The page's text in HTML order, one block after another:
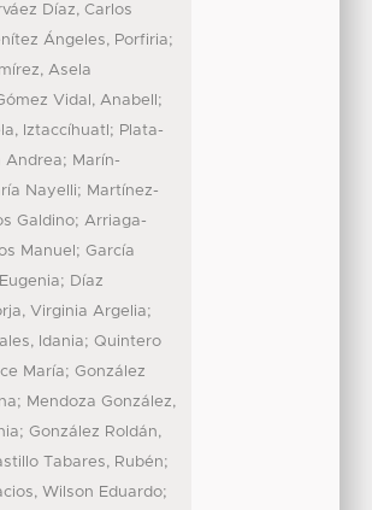
Díaz, Carlos
Ángeles, Porfiria;
Asela
Vidal, Anabell ;
Iztaccíhuatl ; Plata-
Andrea; Marín-
Nayelli; Martínez-
Galdino; Arriaga-
Manuel ; García
; Díaz
Virginia Argelia;
Idania; Quintero
María; González
; Mendoza González,
; González Roldán,
Tabares, Rubén;
Wilson Eduardo;